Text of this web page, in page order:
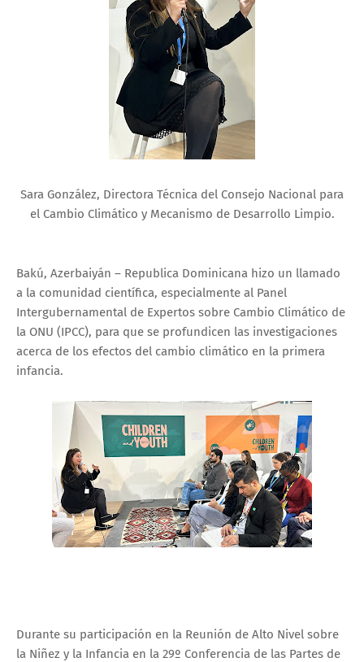
Sara González, Directora Técnica del Consejo Nacional para
el Cambio Climático y Mecanismo de Desarrollo Limpio.
Bakú, Azerbaiyán – Republica Dominicana hizo un llamado
a la comunidad científica, especialmente al Panel
Intergubernamental de Expertos sobre Cambio Climático de
la ONU (IPCC), para que se profundicen las investigaciones
acerca de los efectos del cambio climático en la primera
infancia.
Durante su participación en la Reunión de Alto Nivel sobre
la Niñez y la Infancia en la 29º Conferencia de las Partes de